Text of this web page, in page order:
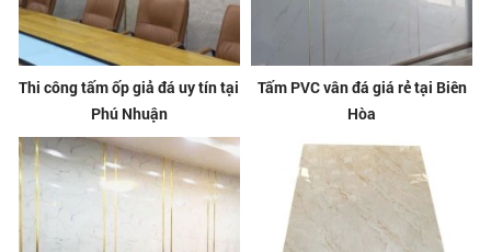
Thi công tấm ốp giả đá uy tín tại
Phú Nhuận
Tấm PVC vân đá giá rẻ tại Biên
Hòa